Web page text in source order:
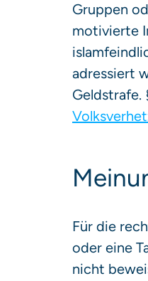
Gruppen
motivierte
adressiert
Geldstrafe.
Für die
oder eine
nicht